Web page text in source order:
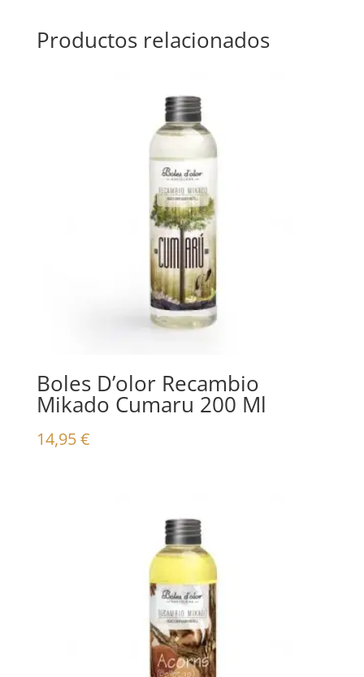
Productos relacionados
Boles D’olor Recambio
Mikado Cumaru 200 Ml
14,95€